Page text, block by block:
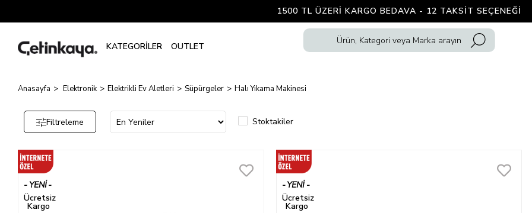
1500 TL ÜZERI KARGO BEDAVA - 12 TAKSIT SEÇENEĞI
Anasayfa Elektronik Elektrikli Ev Aletleri Süpürgeler Halı Yıkama Makinesi
Filtreleme Stoktakiler
YENI
ÜRÜN
Ücretsiz
Kargo
YENI
ÜRÜN
Ücretsiz
Kargo
Makinesi